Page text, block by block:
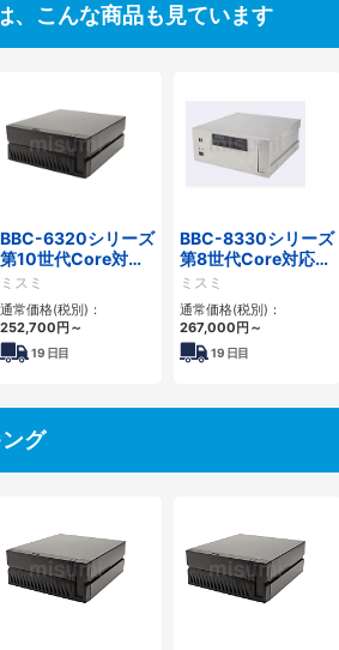
、こんな商品も見ています
BBC-6320シリーズ
第10世代Core対応
小型フロアマウント
FAPC 2PCI・2PCIe
ミスミ
通常価格(税別)：
252,700円～
19 日目
BBC-8330シリーズ
第8世代Core対応小
型フロアマウント
FAPC 2PCI・2PCIe
ミスミ
通常価格(税別)：
267,000円～
19 日目
グ